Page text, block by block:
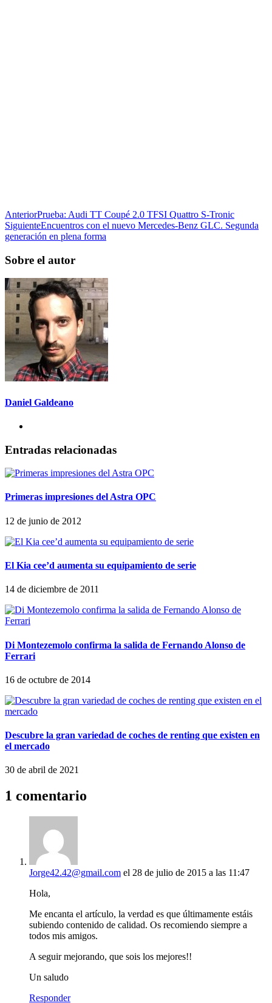
AnteriorPrueba: Audi TT Coupé 2.0 TFSI Quattro S-Tronic
SiguienteEncuentros con el nuevo Mercedes-Benz GLC. Segunda
generación en plena forma
Sobre el autor
Daniel Galdeano
Entradas relacionadas
Primeras impresiones del Astra OPC
12 de junio de 2012
El Kia cee’d aumenta su equipamiento de serie
14 de diciembre de 2011
Di Montezemolo confirma la salida de Fernando Alonso de
Ferrari
16 de octubre de 2014
Descubre la gran variedad de coches de renting que existen en
el mercado
30 de abril de 2021
1 comentario
Jorge42.42@gmail.com el 28 de julio de 2015 a las 11:47
Hola,
Me encanta el artículo, la verdad es que últimamente estáis
subiendo contenido de calidad. Os recomiendo siempre a
todos mis amigos.
A seguir mejorando, que sois los mejores!!
Un saludo
Responder